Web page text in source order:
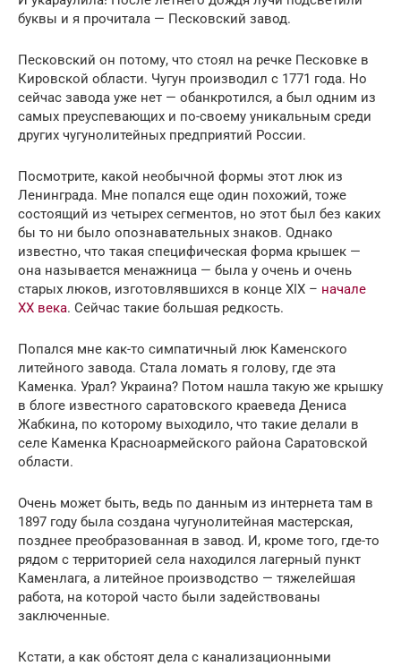
буквы и я прочитала — Песковский завод.
Песковский он потому, что стоял на речке Песковке в
Кировской области. Чугун производил с 1771 года. Но
сейчас завода уже нет — обанкротился, а был одним из
самых преуспевающих и по-своему уникальным среди
других чугунолитейных предприятий России.
Посмотрите, какой необычной формы этот люк из
Ленинграда. Мне попался еще один похожий, тоже
состоящий из четырех сегментов, но этот был без каких
бы то ни было опознавательных знаков. Однако
известно, что такая специфическая форма крышек —
она называется менажница — была у очень и очень
старых люков, изготовлявшихся в конце XIX – начале
XX века. Сейчас такие большая редкость.
Попался мне как-то симпатичный люк Каменского
литейного завода. Стала ломать я голову, где эта
Каменка. Урал? Украина? Потом нашла такую же крышку
в блоге известного саратовского краеведа Дениса
Жабкина, по которому выходило, что такие делали в
селе Каменка Красноармейского района Саратовской
области.
Очень может быть, ведь по данным из интернета там в
1897 году была создана чугунолитейная мастерская,
позднее преобразованная в завод. И, кроме того, где-то
рядом с территорией села находился лагерный пункт
Каменлага, а литейное производство — тяжелейшая
работа, на которой часто были задействованы
заключенные.
Кстати, а как обстоят дела с канализационными